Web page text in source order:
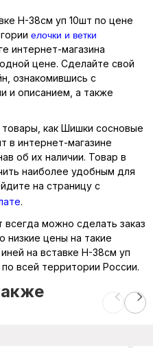
Н-38см уп 10шт по цене
елочки и ветки
интернет-магазина
цене. Сделайте свой
ознакомившись с
и описанием, а также
как Шишки сосновые
в интернет-магазине
об их наличии. Товар в
наиболее удобным для
на страницу с
.
всегда можно сделать заказ
низкие цены на такие
на вставке Н-38см уп
всей территории России.